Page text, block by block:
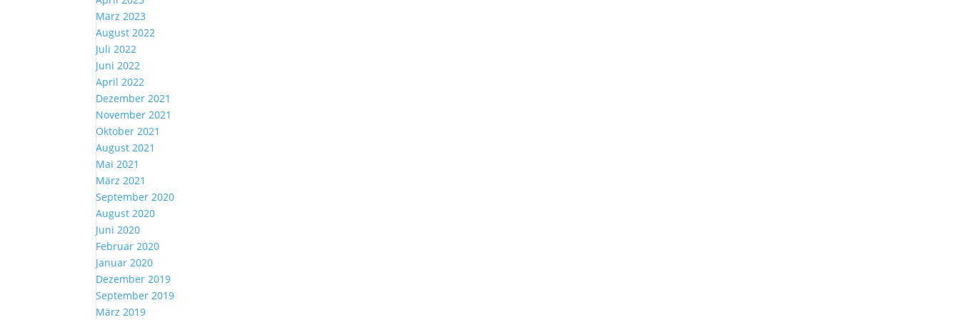
März 2023
August 2022
Juli 2022
Juni 2022
April 2022
Dezember 2021
November 2021
Oktober 2021
August 2021
Mai 2021
März 2021
September 2020
August 2020
Juni 2020
Februar 2020
Januar 2020
Dezember 2019
September 2019
März 2019